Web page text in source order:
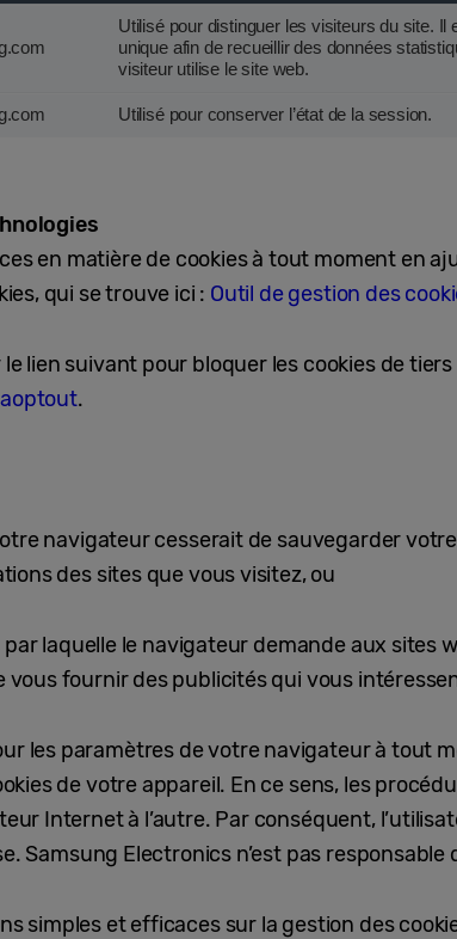
Utilisé pour distinguer les visiteurs du site. Il
unique afin de recueillir des données
visiteur utilise le site web.
Utilisé pour conserver l’état de la session.
en matière de cookies à tout moment en
qui se trouve ici : Outil de gestion des
lien suivant pour bloquer les cookies de tiers
.
navigateur cesserait de sauvegarder
des sites que vous visitez, ou
par laquelle le navigateur demande aux sites
fournir des publicités qui vous
les paramètres de votre navigateur à tout
de votre appareil. En ce sens, les
Internet à l’autre. Par conséquent,
Samsung Electronics n’est pas
simples et efficaces sur la gestion des